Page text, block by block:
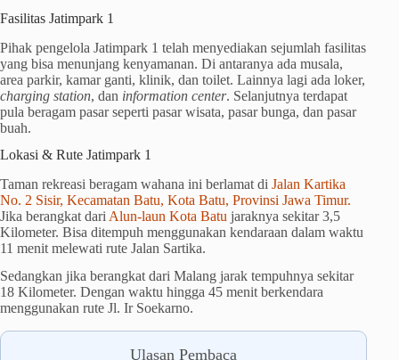
Fasilitas Jatimpark 1
Pihak pengelola Jatimpark 1 telah menyediakan sejumlah fasilitas
yang bisa menunjang kenyamanan. Di antaranya ada musala,
area parkir, kamar ganti, klinik, dan toilet. Lainnya lagi ada loker,
charging station, dan information center. Selanjutnya terdapat
pula beragam pasar seperti pasar wisata, pasar bunga, dan pasar
buah.
Lokasi & Rute Jatimpark 1
Taman rekreasi beragam wahana ini berlamat di Jalan Kartika
No. 2 Sisir, Kecamatan Batu, Kota Batu, Provinsi Jawa Timur.
Jika berangkat dari Alun-laun Kota Batu jaraknya sekitar 3,5
Kilometer. Bisa ditempuh menggunakan kendaraan dalam waktu
11 menit melewati rute Jalan Sartika.
Sedangkan jika berangkat dari Malang jarak tempuhnya sekitar
18 Kilometer. Dengan waktu hingga 45 menit berkendara
menggunakan rute Jl. Ir Soekarno.
Ulasan Pembaca